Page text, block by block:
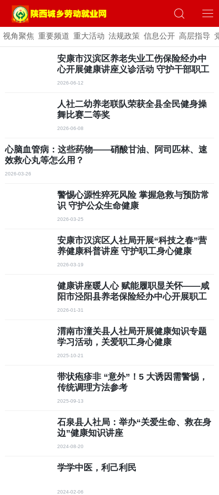
视角聚焦 重要频道 重大活动 法规政策 信息公开 高层指导
安康市汉滨区养老失业工伤保险经办中
心开展健康讲座义诊活动 守护干部职工
身心健康
2026-06-12
人社二幼养老联队荣获全县全民健身操
舞比赛二等奖
2026-06-08
心脑血管病：这些药物——硝酸甘油、阿司匹林、速
效救心丸等怎么用？
2026-03-26
警惕心源性猝死风险 掌握急救与预防常
识 守护公众生命健康
2026-03-25
安康市汉滨区人社局开展“科技之春”营
养健康科普讲座 守护职工身心健康
2026-03-19
健康讲座暖人心 赋能履职显关怀——咸
阳市泾阳县养老保险经办中心开展职工
健康关爱活动
2026-01-31
渭南市潼关县人社局开展健康知识专题
学习活动，关爱职工身心健康
2025-10-21
带状疱疹非 “意外”！5 大诱因需警惕，
传统调理方法参考
2025-09-13
石泉县人社局：举办“关爱生命、救在身
边”健康知识讲座
2024-08-20
学学中医，利己利民
2024-02-06